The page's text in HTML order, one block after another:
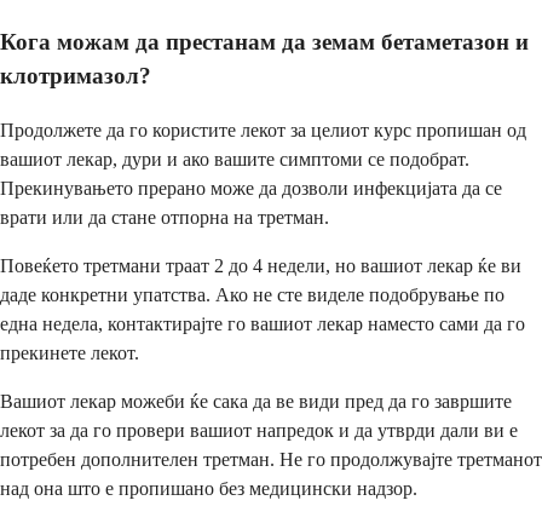
Кога можам да престанам да земам бетаметазон и
клотримазол?
Продолжете да го користите лекот за целиот курс пропишан од
вашиот лекар, дури и ако вашите симптоми се подобрат.
Прекинувањето прерано може да дозволи инфекцијата да се
врати или да стане отпорна на третман.
Повеќето третмани траат 2 до 4 недели, но вашиот лекар ќе ви
даде конкретни упатства. Ако не сте виделе подобрување по
една недела, контактирајте го вашиот лекар наместо сами да го
прекинете лекот.
Вашиот лекар можеби ќе сака да ве види пред да го завршите
лекот за да го провери вашиот напредок и да утврди дали ви е
потребен дополнителен третман. Не го продолжувајте третманот
над она што е пропишано без медицински надзор.